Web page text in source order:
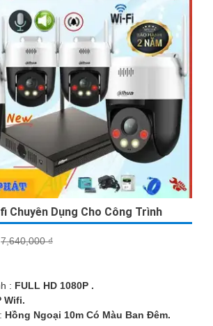
Chuyên Dụng Cho Công Trình
7,640,000 ₫
: FULL HD 1080P .
Wifi.
Hồng Ngoại 10m Có Màu Ban Ðêm.